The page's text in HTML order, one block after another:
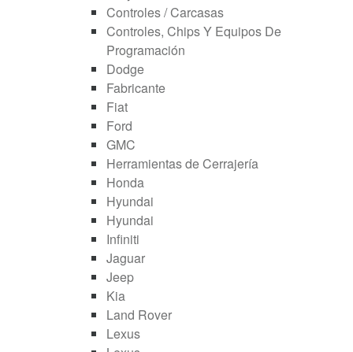
Controles / Carcasas
Controles, Chips Y Equipos De
Programación
Dodge
Fabricante
Fiat
Ford
GMC
Herramientas de Cerrajería
Honda
Hyundai
Hyundai
Infiniti
Jaguar
Jeep
Kia
Land Rover
Lexus